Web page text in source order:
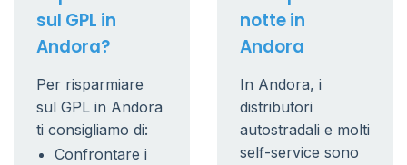
sul GPL in
Andora?
Per risparmiare
sul GPL in Andora
ti consigliamo di:
Confrontare i
notte in
Andora
In Andora, i
distributori
autostradali e molti
self-service sono